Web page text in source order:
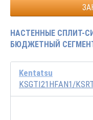
НАСТЕННЫЕ СПЛИТ-
БЮДЖЕТНЫЙ
Kentatsu
KSGTI21HFAN1/